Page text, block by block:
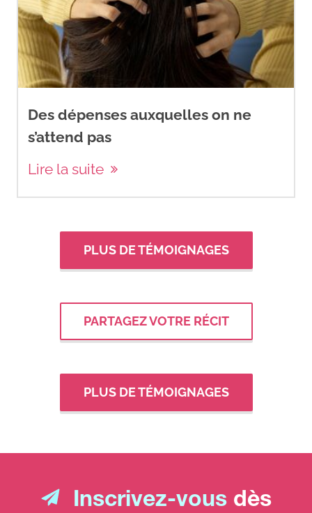
Des dépenses auxquelles on ne
s’attend pas
Lire la suite
PLUS DE TÉMOIGNAGES
PARTAGEZ VOTRE RÉCIT
PLUS DE TÉMOIGNAGES
Inscrivez-vous dès